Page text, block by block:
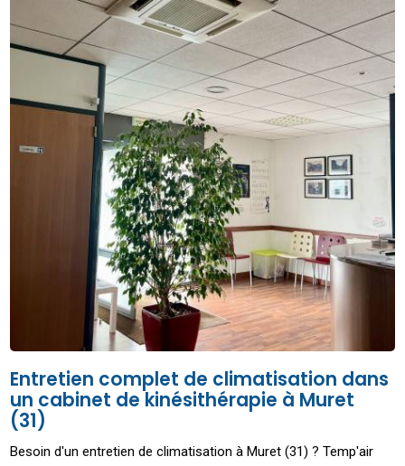
Entretien complet de climatisation dans
un cabinet de kinésithérapie à Muret
(31)
Besoin d'un entretien de climatisation à Muret (31) ? Temp'air